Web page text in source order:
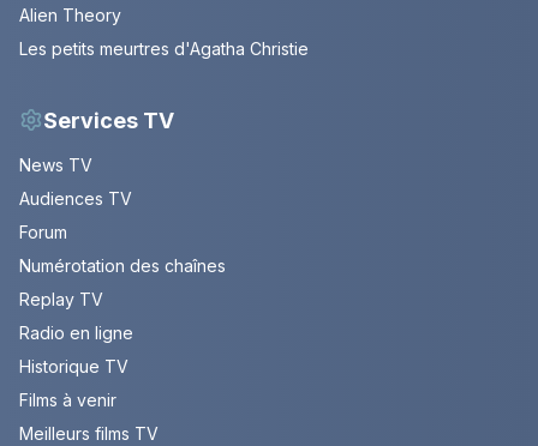
Alien Theory
Les petits meurtres d'Agatha Christie
Services TV
News TV
Audiences TV
Forum
Numérotation des chaînes
Replay TV
Radio en ligne
Historique TV
Films à venir
Meilleurs films TV